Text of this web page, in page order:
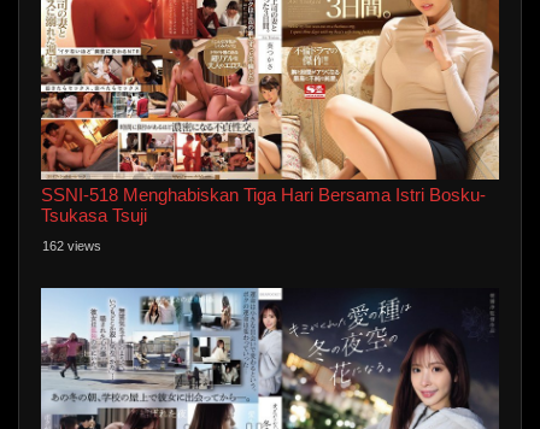
SSNI-518 Menghabiskan Tiga Hari Bersama Istri Bosku-
Tsukasa Tsuji
162 views